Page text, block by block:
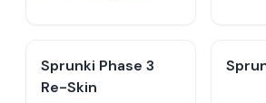
Sprunki Phase 3
Re-Skin